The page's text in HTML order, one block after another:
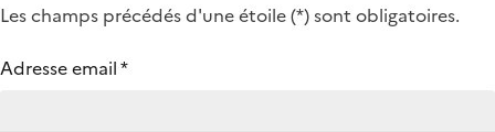
Les champs précédés d'une étoile (*) sont obligatoires.
Adresse email*